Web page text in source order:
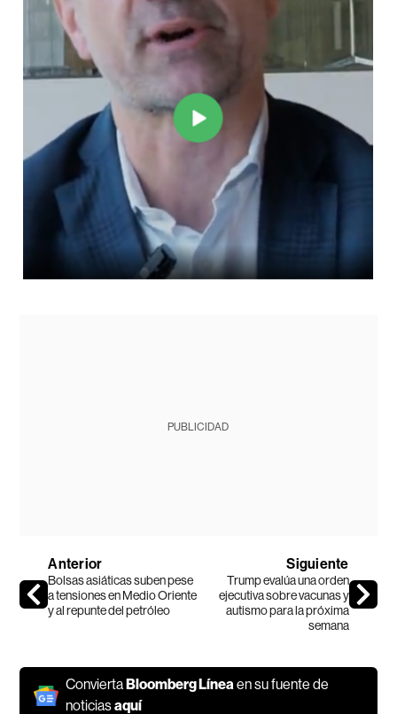
PUBLICIDAD
Anterior
Bolsas asiáticas suben pese
a tensiones en Medio Oriente
y al repunte del petróleo
Siguiente
Trump evalúa una orden
ejecutiva sobre vacunas y
autismo para la próxima
semana
Convierta Bloomberg Líneaen su fuente de
noticiasaquí